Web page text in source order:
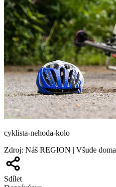
cyklista-nehoda-kolo
Zdroj: Náš REGION | Všude doma
Sdílet